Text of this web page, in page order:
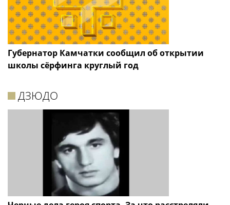
Губернатор Камчатки сообщил об открытии
школы сёрфинга круглый год
ДЗЮДО